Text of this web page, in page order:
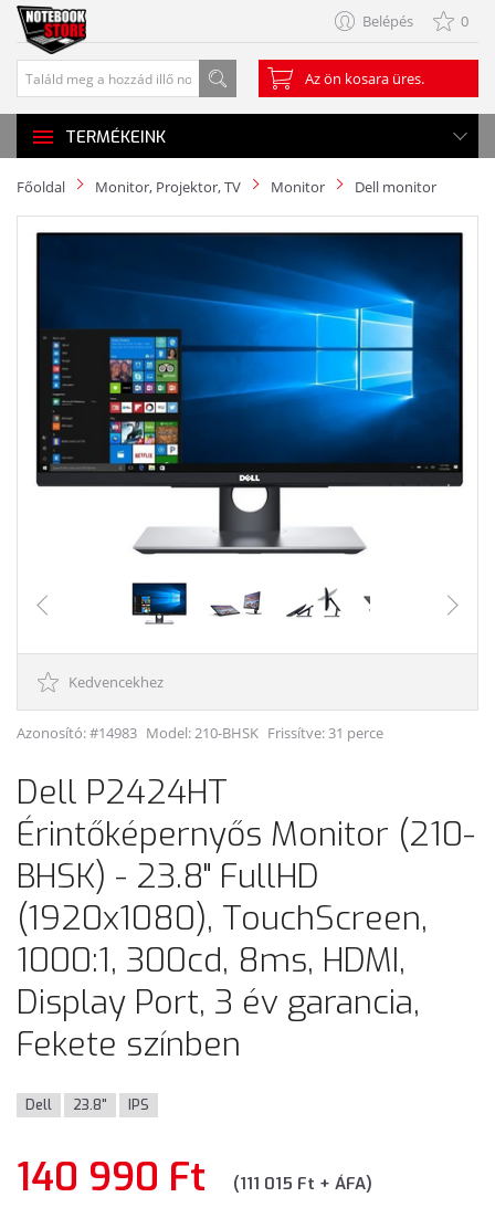
Belépés 0
Az ön kosara üres.
TERMÉKEINK
Főoldal Monitor, Projektor, TV Monitor Dell monitor
Kedvencekhez
Azonosító: #14983 Model:210-BHSK Frissítve: 31 perce
Dell P2424HT
Érintőképernyős Monitor (210-
BHSK) - 23.8" FullHD
(1920x1080), TouchScreen,
1000:1, 300cd, 8ms, HDMI,
Display Port, 3 év garancia,
Fekete színben
Dell 23.8" IPS
140 990 Ft (111 015 Ft + ÁFA)